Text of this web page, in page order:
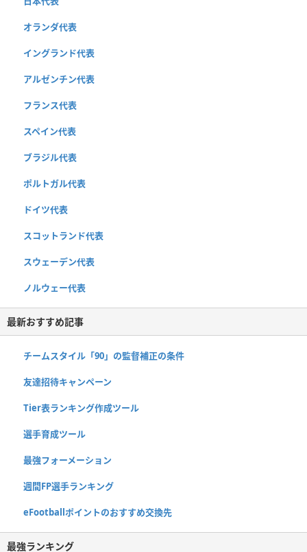
オランダ代表
イングランド代表
アルゼンチン代表
フランス代表
スペイン代表
ブラジル代表
ポルトガル代表
ドイツ代表
スコットランド代表
スウェーデン代表
ノルウェー代表
最新おすすめ記事
チームスタイル「90」の監督補正の条件
友達招待キャンペーン
Tier表ランキング作成ツール
選手育成ツール
最強フォーメーション
週間FP選手ランキング
eFootballポイントのおすすめ交換先
最強ランキング